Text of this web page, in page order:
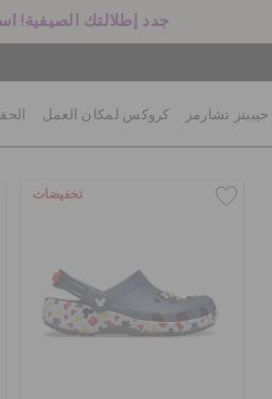
جدد إطلالتك الصيفية! استمتع بخصم 50%
جيبيتز تشارمز كروكس لمكان العمل
تخفيضات